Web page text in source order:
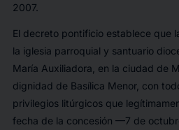
2007.
El decreto pontificio establece que
la iglesia parroquial y santuario
María Auxiliadora, en la ciudad de
dignidad de Basílica Menor, con
privilegios litúrgicos que
fecha de la concesión —7 de